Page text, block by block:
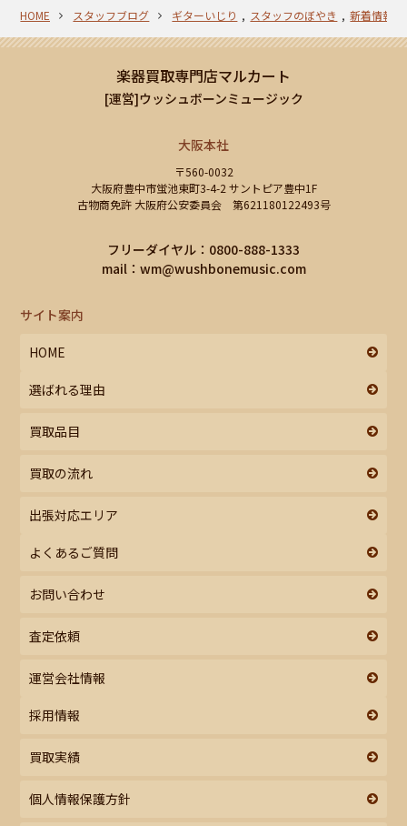
HOME スタッフブログ ギターいじり スタッフのぼやき 新着情報
楽器買取専門店マルカート
[運営]ウッシュボーンミュージック
大阪本社
〒560-0032
大阪府豊中市蛍池東町3-4-2 サントピア豊中1F
古物商免許 大阪府公安委員会 第621180122493号
フリーダイヤル：0800-888-1333
mail： wm@wushbonemusic.com
サイト案内
HOME
選ばれる理由
買取品目
買取の流れ
出張対応エリア
よくあるご質問
お問い合わせ
査定依頼
運営会社情報
採用情報
買取実績
個人情報保護方針